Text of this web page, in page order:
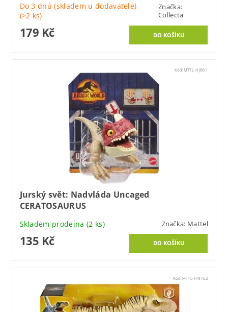
Do 3 dnů (skladem u dodavatele)
(>2 ks)
Značka:
Collecta
179 Kč
Kód: MTTL-HJB61
Jurský svět: Nadvláda Uncaged
CERATOSAURUS
Skladem prodejna (2 ks) Značka: Mattel
135 Kč
Kód: MTTL-HNT62